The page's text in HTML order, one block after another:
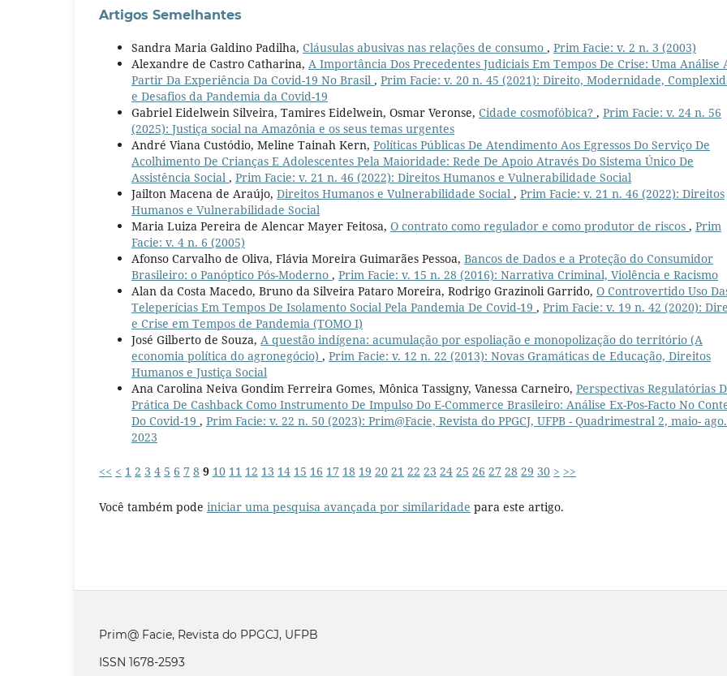
Artigos Semelhantes
Sandra Maria Galdino Padilha, Cláusulas abusivas nas relações de consumo , Prim Facie: v. 2 n. 3 (2003)
Alexandre de Castro Catharina, A Importância Dos Precedentes Judiciais Em Tempos De Crise: Uma Análise
Partir Da Experiência Da Covid-19 No Brasil , Prim Facie: v. 20 n. 45 (2021): Direito, Modernidade,
e Desafios da Pandemia da Covid-19
Gabriel Eidelwein Silveira, Tamires Eidelwein, Osmar Veronse, Cidade cosmofóbica? , Prim Facie: v. 24 n. 56
(2025): Justiça social na Amazônia e os seus temas urgentes
André Viana Custódio, Meline Tainah Kern, Políticas Públicas De Atendimento Aos Egressos Do Serviço De
Acolhimento De Crianças E Adolescentes Pela Maioridade: Rede De Apoio Através Do Sistema Único De
Assistência Social , Prim Facie: v. 21 n. 46 (2022): Direitos Humanos e Vulnerabilidade Social
Jailton Macena de Araújo, Direitos Humanos e Vulnerabilidade Social , Prim Facie: v. 21 n. 46 (2022): Direitos
Humanos e Vulnerabilidade Social
Maria Luiza Pereira de Alencar Mayer Feitosa, O contrato como regulador e como produtor de riscos , Prim
Facie: v. 4 n. 6 (2005)
Afonso Carvalho de Oliva, Flávia Moreira Guimarães Pessoa, Bancos de Dados e a Proteção do Consumidor
Brasileiro: o Panóptico Pós-Moderno , Prim Facie: v. 15 n. 28 (2016): Narrativa Criminal, Violência e Racismo
Alan da Costa Macedo, Bruno da Silveira Pataro Moreira, Rodrigo Grazinoli Garrido, O Controvertido Uso
Teleperícias Em Tempos De Isolamento Social Pela Pandemia De Covid-19 , Prim Facie: v. 19 n. 42 (2020):
e Crise em Tempos de Pandemia (TOMO I)
José Gilberto de Souza, A questão indígena: acumulação por espoliação e monopolização do território (A
economia política do agronegócio) , Prim Facie: v. 12 n. 22 (2013): Novas Gramáticas de Educação, Direitos
Humanos e Justiça Social
Ana Carolina Neiva Gondim Ferreira Gomes, Mônica Tassigny, Vanessa Carneiro, Perspectivas Regulatórias
Prática De Cashback Como Instrumento De Impulso Do E-Commerce Brasileiro: Análise Ex-Pos-Facto No
Do Covid-19 , Prim Facie: v. 22 n. 50 (2023): Prim@Facie, Revista do PPGCJ, UFPB - Quadrimestral 2, maio- ago.
2023
<< < 1 2 3 4 5 6 7 8 9 10 11 12 13 14 15 16 17 18 19 20 21 22 23 24 25 26 27 28 29 30 > >>
Você também pode iniciar uma pesquisa avançada por similaridade para este artigo.
Prim@ Facie, Revista do PPGCJ, UFPB
ISSN 1678-2593